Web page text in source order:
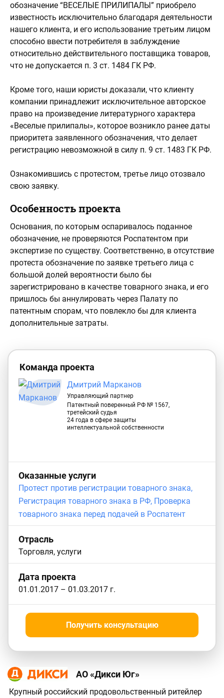
обозначение “ВЕСЕЛЫЕ ПРИЛИПАЛЫ” приобрело
известность исключительно благодаря деятельности
нашего клиента, и его использование третьим лицом
способно ввести потребителя в заблуждение
относительно действительного поставщика товаров,
что не допускается п. 3 ст. 1484 ГК РФ.
Кроме того, наши юристы доказали, что клиенту
компании принадлежит исключительное авторское
право на произведение литературного характера
«Веселые прилипалы», которое возникло ранее даты
приоритета заявленного обозначения, что делает
регистрацию невозможной в силу п. 9 ст. 1483 ГК РФ.
Ознакомившись с протестом, третье лицо отозвало
свою заявку.
Особенность проекта
Основания, по которым оспаривалось поданное
обозначение, не проверяются Роспатентом при
экспертизе по существу. Соответственно, в отсутствие
протеста обозначение по заявке третьего лица с
большой долей вероятности было бы
зарегистрировано в качестве товарного знака, и его
пришлось бы аннулировать через Палату по
патентным спорам, что повлекло бы для клиента
дополнительные затраты.
Команда проекта
Дмитрий Марканов
Управляющий партнер
Патентный поверенный РФ № 1567,
третейский судья
24 года в сфере защиты
интеллектуальной собственности
Оказанные услуги
Протест против регистрации товарного знака,
Регистрация товарного знака в РФ, Проверка
товарного знака перед подачей в Роспатент
Отрасль
Торговля, услуги
Дата проекта
01.01.2017 – 01.03.2017 г.
Получить консультацию
АО «Дикси Юг»
Крупный российский продовольственный ритейлер